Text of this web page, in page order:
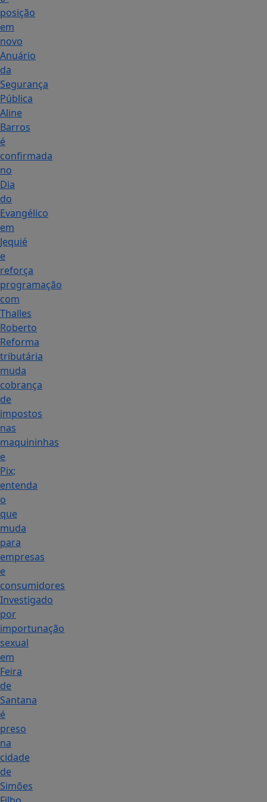
posição
em
novo
Anuário
da
Segurança
Pública
Aline
Barros
é
confirmada
no
Dia
do
Evangélico
em
Jequié
e
reforça
programação
com
Thalles
Roberto
Reforma
tributária
muda
cobrança
de
impostos
nas
maquininhas
e
Pix;
entenda
o
que
muda
para
empresas
e
consumidores
Investigado
por
importunação
sexual
em
Feira
de
Santana
é
preso
na
cidade
de
Simões